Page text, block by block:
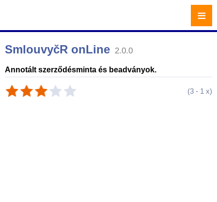
SmlouvyčR onLine 2.0.0
Annotált szerződésminta és beadványok.
(3 - 1 x)
≡